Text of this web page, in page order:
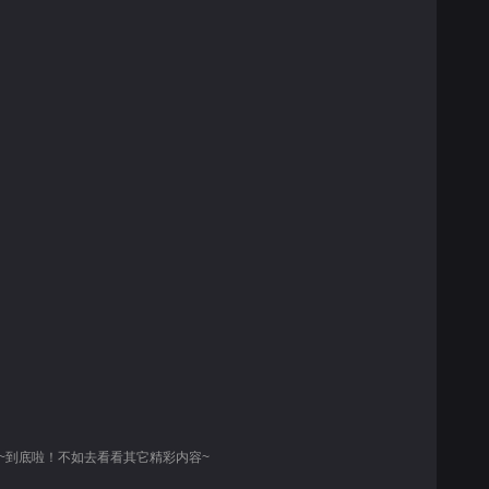
到底啦！不如去看看其它精彩内容~